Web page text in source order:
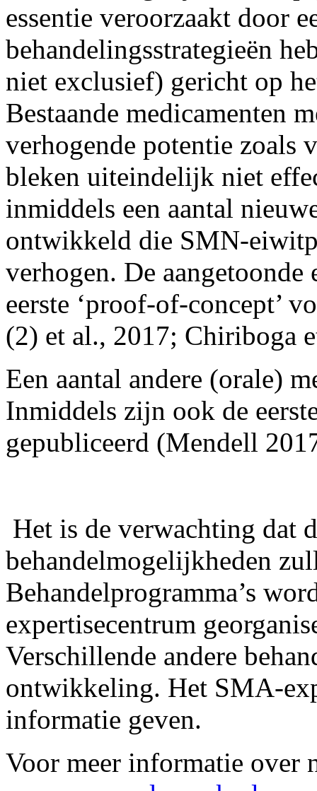
essentie veroorzaakt door
behandelingsstrategieën
niet exclusief) gericht op
Bestaande medicamenten
verhogende potentie zoals
bleken uiteindelijk niet
inmiddels een aantal
ontwikkeld die SMN-
verhogen. De
eerste ‘proof-of-concept’
(2) et al., 2017; Chiriboga
Een aantal andere (orale)
Inmiddels zijn ook de
gepubliceerd (Mendell
Het is de verwachting dat
behandelmogelijkheden
Behandelprogramma’s
expertisecentrum
Verschillende andere
ontwikkeling. Het SMA-
informatie geven.
Voor meer informatie over